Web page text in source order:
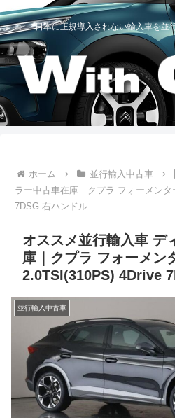
日本に正規導入されない輸入車を並
ホーム 並行輸入中古車
ラー中古車在庫｜クプラ フォーメン
7DSG 右ハンドル
オススメ並行輸入車 デ
庫｜クプラ フォーメン
2.0TSI(310PS) 4Drive
並行輸入中古車